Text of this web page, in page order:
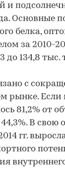
и
Основные
белка,
за 2010-
до 134,8 тыс.
с
рынке. Если
81,2% от
В свою
гг.